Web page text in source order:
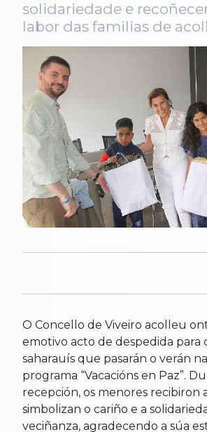
solidariedade e
labor das familias de
O Concello de Viveiro acolleu
emotivo acto de despedida para
saharauís que pasarán o verán
programa “Vacacións en Paz”.
recepción, os menores recibiron
simbolizan o cariño e a
veciñanza, agradecendo a súa